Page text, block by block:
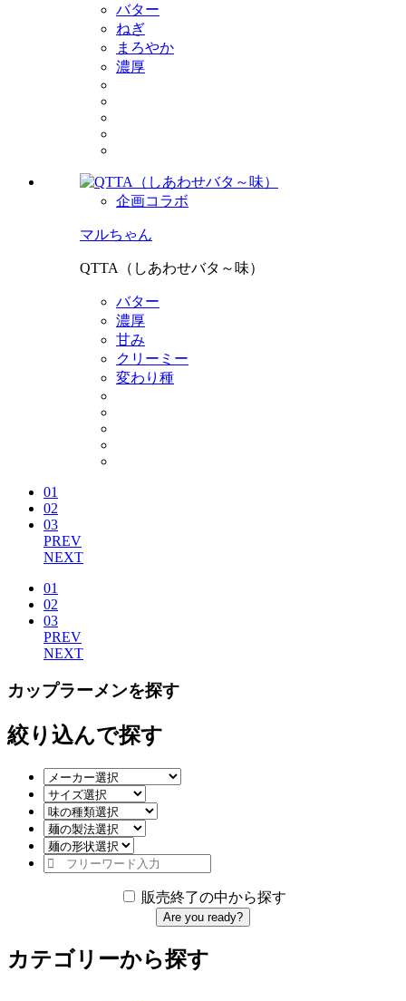
バター
ねぎ
まろやか
濃厚
企画コラボ
マルちゃん
QTTA（しあわせバタ～味）
バター
濃厚
甘み
クリーミー
変わり種
01
02
03
PREV
NEXT
01
02
03
PREV
NEXT
カップラーメンを探す
絞り込んで探す
販売終了の中から探す
Are you ready?
カテゴリーから探す